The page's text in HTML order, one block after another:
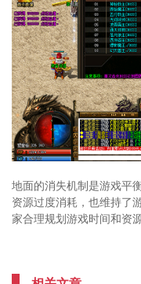
地面的消失机制是游戏平
资源过度消耗，也维持了
家合理规划游戏时间和资